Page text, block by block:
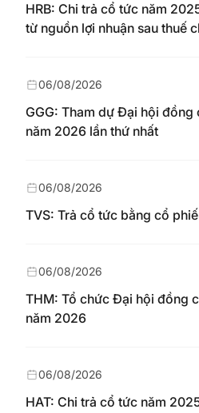
HRB: Chi trả cổ tức năm
từ nguồn lợi nhuận sau thuế
ngày 04/08/2026
GGG: Tham dự Đại hội đồng
năm 2026 lần thứ nhất
06/08/2026
TVS: Trả cổ tức bằng cổ
06/08/2026
THM: Tổ chức Đại hội đồng
năm 2026
06/08/2026
HAT: Chi trả cổ tức năm
06/08/2026